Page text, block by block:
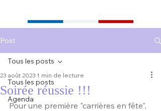
Post
Tous les posts
Agenda
Tous les posts
Soirée réussie !!!
23 août 2023 1 min de lecture
Pour une première "carrières en fête",